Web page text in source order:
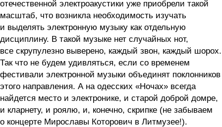
отечественной электроакустики уже приобрели такой
масштаб, что возникла необходимость изучать
и выделять электронную музыку как отдельную
дисциплину. В такой музыке нет случайных нот,
все скрупулезно выверено, каждый звон, каждый шорох.
Так что не будем удивляться, если со временем
фестивали электронной музыки объединят поклонников
этого направления. А на одесских «Ночах» всегда
найдется место и электронике, и старой доброй домре,
и кларнету, и роялю, и, конечно, скрипке (не забываем
о концерте Мирославы Которович в Литмузее!).